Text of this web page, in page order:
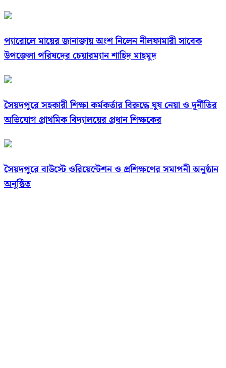
প্যারোলে মায়ের জানাজায় অংশ নিলেন নীলফামারী সাবেক
উপজেলা পরিষদের চেয়ারম্যান শাহিদ মাহমুদ
সৈয়দপুরে সহকারী শিক্ষা কর্মকর্তার বিরুদ্ধে ঘুষ নেয়া ও দূর্নীতির
অভিযোগ প্রাথমিক বিদ্যালয়ের প্রধান শিক্ষকের
সৈয়দপুরে বাউস্টে ওরিয়েন্টেশন ও প্রশিক্ষণের সমাপনী অনুষ্ঠান
অনুষ্ঠিত